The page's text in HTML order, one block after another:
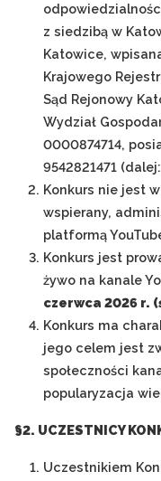
z siedzibą w
Katowice,
Krajowego
Sąd Rejonowy
Wydział
0000874714,
9542821471
Konkurs nie jest
wspierany,
platformą
Konkurs jest
żywo na kanale
czerwca 2026 r.
Konkurs ma
jego celem jest
społeczności
popularyzacja
§2. UCZESTNICY
Uczestnikiem